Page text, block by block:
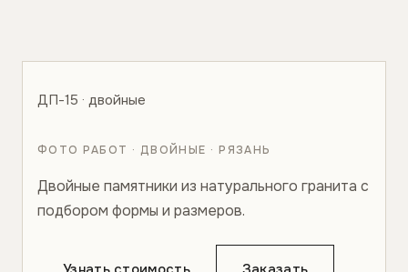
ДП-15 · двойные
ФОТО РАБОТ · ДВОЙНЫЕ · РЯЗАНЬ
Двойные памятники из натурального гранита с
подбором формы и размеров.